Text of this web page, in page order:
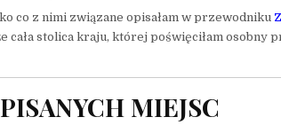
co z nimi związane opisałam w przewodniku
cała stolica kraju, której poświęciłam osobny
MIEJSC